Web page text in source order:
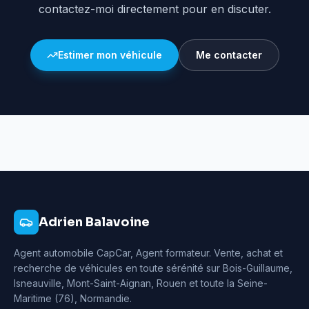
contactez-moi directement pour en discuter.
Estimer mon véhicule Me contacter
Adrien Balavoine
Agent automobile CapCar, Agent formateur. Vente, achat et
recherche de véhicules en toute sérénité sur Bois-Guillaume,
Isneauville, Mont-Saint-Aignan, Rouen et toute la Seine-
Maritime (76), Normandie.